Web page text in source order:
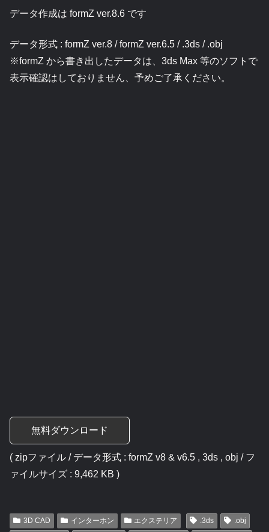
データ作成は formZ ver.8.6 です
データ形式 : formZ ver.8 / formZ ver.6.5 / .3ds / .obj
※formZ から書き出したデータは、3ds Max 等のソフトで
表示確認はしておりません、予めご了承ください。
無料ダウンロード
( zipファイル / データ形式 : formZ v8 & v6.5 , 3ds , obj / フ
ァイルサイズ : 9,462 KB )
3D CAD インターホン エクステリア .3ds
.obj